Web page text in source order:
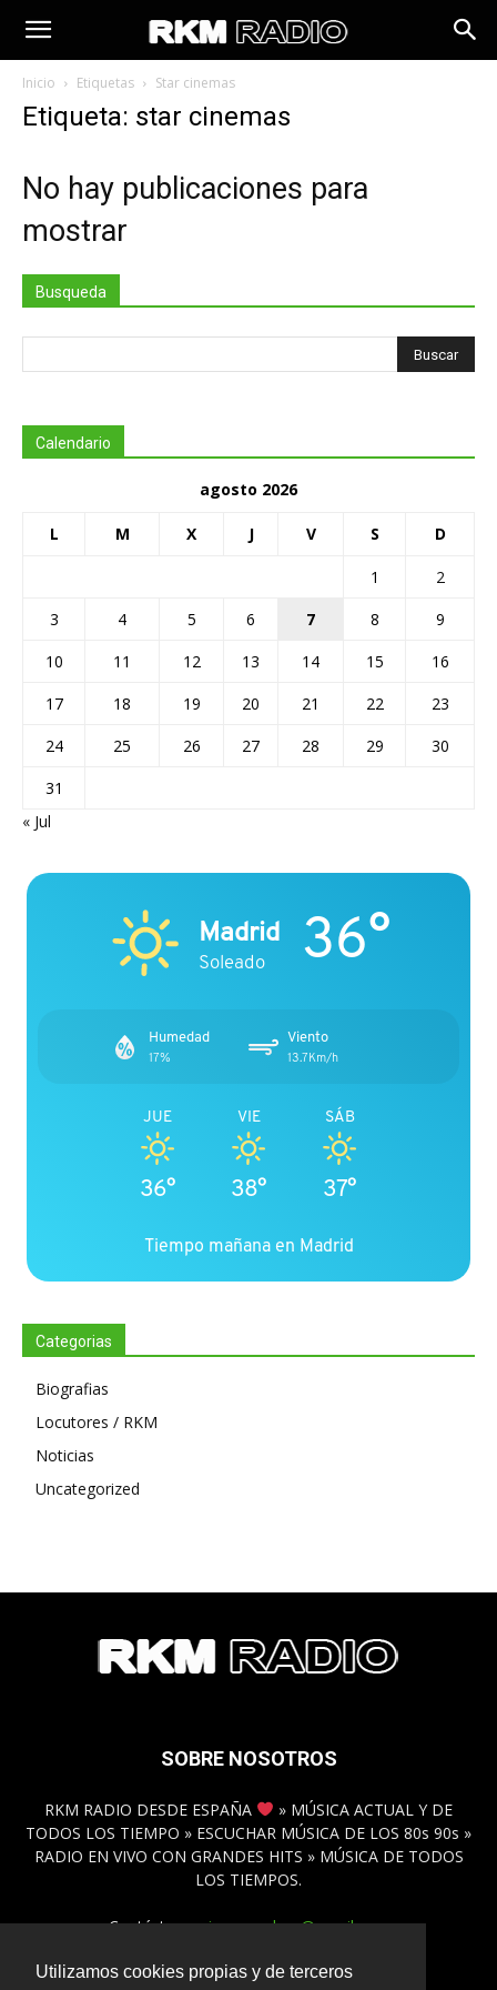
Utilizamos cookies propias y de terceros
Inicio Etiquetas Star cinemas
Etiqueta: star cinemas
No hay publicaciones para
mostrar
Busqueda
Calendario
agosto 2026
L M X J V S D
1
2
3
4 5 6 7 8
9
10
11 12 13 14 15
16
17
18 19 20 21 22
23
24
25 26 27 28 29
30
31
« Jul
Madrid
Soleado 36°
Humedad
17%
Viento
13.7Km/h
JUE
36°
VIE
38°
SÁB
37°
Tiempo mañana en Madrid
Categorias
Biografias
Locutores / RKM
Noticias
Uncategorized
SOBRE NOSOTROS
RKM RADIO DESDE ESPAÑA
» MÚSICA ACTUAL Y DE
TODOS LOS TIEMPO » ESCUCHAR MÚSICA DE LOS 80s 90s »
RADIO EN VIVO CON GRANDES HITS » MÚSICA DE TODOS
LOS TIEMPOS.
Contáctanos:inmamadero@gmail.com